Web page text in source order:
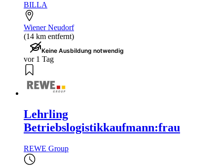
BILLA
Wiener Neudorf
(14 km entfernt)
Keine Ausbildung notwendig
vor 1 Tag
Lehrling
Betriebslogistikkaufmann:frau
REWE Group